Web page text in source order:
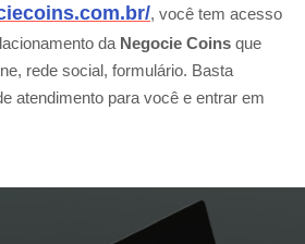
, você tem acesso
da Negocie Coins que
rede social, formulário. Basta
atendimento para você e entrar em